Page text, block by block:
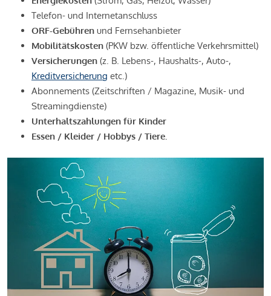
Telefon- und Internetanschluss
ORF-Gebühren und Fernsehanbieter
Mobilitätskosten (PKW bzw. öffentliche Verkehrsmittel)
Versicherungen (z. B. Lebens-, Haushalts-, Auto-,
Kreditversicherung etc.)
Abonnements (Zeitschriften / Magazine, Musik- und
Streamingdienste)
Unterhaltszahlungen für Kinder
Essen / Kleider / Hobbys / Tiere.